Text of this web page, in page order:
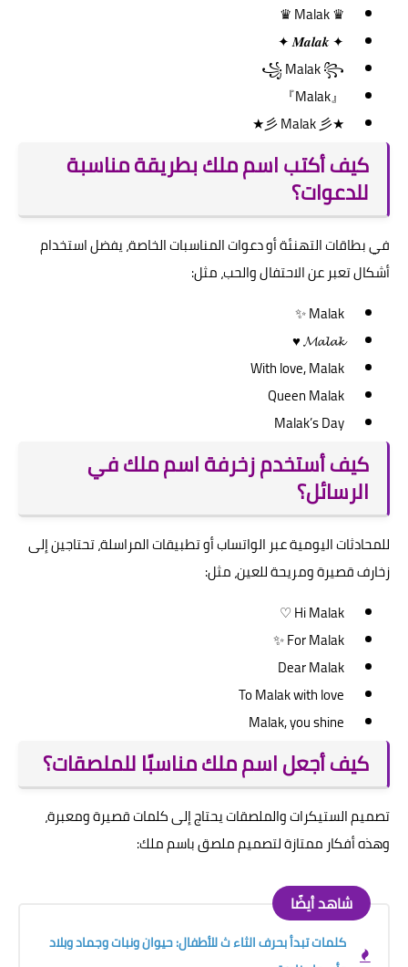
♛ Malak ♛
✦ 𝑴𝒂𝒍𝒂𝒌 ✦
꧁ Malak ꧂
『Malak』
★彡 Malak 彡★
كيف أكتب اسم ملك بطريقة مناسبة
للدعوات؟
في بطاقات التهنئة أو دعوات المناسبات الخاصة، يفضل استخدام
أشكال تعبر عن الاحتفال والحب، مثل:
Malak ✨
𝓜𝓪𝓵𝓪𝓴 ♥
With love, Malak
Queen Malak
Malak’s Day
كيف أستخدم زخرفة اسم ملك في
الرسائل؟
للمحادثات اليومية عبر الواتساب أو تطبيقات المراسلة، تحتاجين إلى
زخارف قصيرة ومريحة للعين، مثل:
Hi Malak ♡
For Malak ✨
Dear Malak
To Malak with love
Malak, you shine
كيف أجعل اسم ملك مناسبًا للملصقات؟
تصميم الستيكرات والملصقات يحتاج إلى كلمات قصيرة ومعبرة،
وهذه أفكار ممتازة لتصميم ملصق باسم ملك:
شاهد أيضًا
كلمات تبدأ بحرف الثاء ث للأطفال: حيوان ونبات وجماد وبلاد